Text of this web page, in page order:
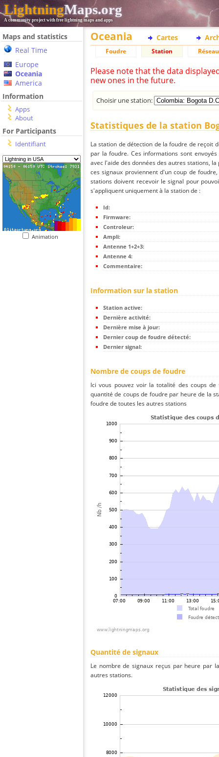
LightningMaps.org
A community project with free lightning maps and apps
Maps and statistics
Real Time
Europe
Oceania
America
Information
Apps
About
For Participants
Identifiant
Animation
Oceania Cartes
Foudre Station Réseau
Please note that the data
new ones in the future.
Choisir une station:
Statistiques de la station
La station de détection de la foudre de reçoit
par la foudre. Ces informations sont
avec l'aide des données des autres stations,
ces signaux proviennent d'un coup de
stations doivent recevoir le signal pour
s'appliquent uniquement à la station de :
Id:
Firmware:
Controleur:
Ampli:
Antenne 1+2+3:
Antenne 4:
Commentaire:
Information sur la station
Station active:
Dernière activité:
Dernière mise à jour:
Dernier coup de foudre détecté:
Dernier signal:
Nombre de coups de foudre
Ici vous pouvez voir la totalité des coups
quantité de coups de foudre par heure de la
foudre de toutes les autres stations
Quantité de signaux
Le nombre de signaux reçus par heure par
autres stations.